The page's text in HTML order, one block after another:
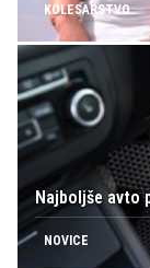
KOLESARSTVO
Najboljše avto
NOVICE